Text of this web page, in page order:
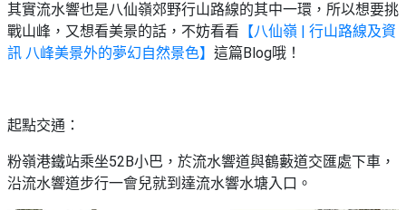
色
蛋
糕
束
及
花
藝
朋
友
聚
慶
祝
生
日
略
攻
計
去
處
親
子
其實流水響也是八仙嶺郊野行山路線的其中一環，所以想要挑
戰山峰，又想看美景的話，不妨看看 【八仙嶺 | 行山路線及資
訊 八峰美景外的夢幻自然景色】 這篇Blog哦！
起點交通：
粉嶺港鐵站乘坐52B小巴，於流水響道與鶴藪道交匯處下車，
沿流水響道步行一會兒就到達流水響水塘入口。